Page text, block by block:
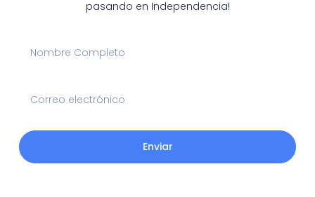
pasando en Independencia!
Enviar